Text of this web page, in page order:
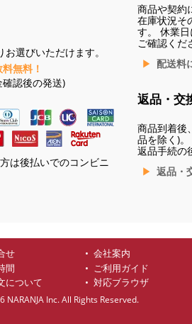
選びいただけます。
無料！
認後の発送)
は後払いでのコンビニ
商品や契約
在庫状況そ
す。 休業日
ご確認くだ
配送料
返品・交
商品到着後
品を除く)。
返品手続の
返品・
せ 会社案内
間
ご利用ガイド
について
対応ブラウザ
NARANJA Inc. All Rights Reserved.